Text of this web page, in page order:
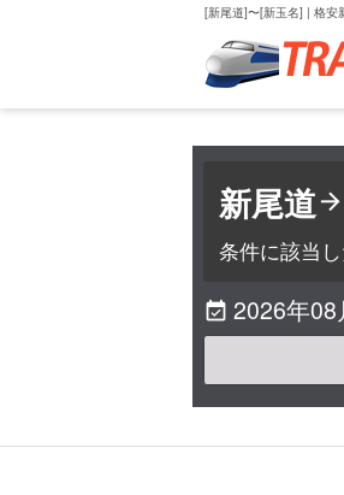
[新尾道]〜[新玉名] | 格安
新尾道
条件に該当し
 2026年